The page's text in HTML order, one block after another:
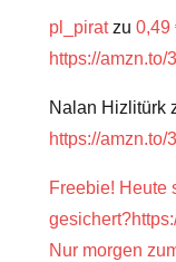
pl_piratzu 0,49
https://
Nalan Hizlitürk
https://
Freebie! Heute
Nur morgen